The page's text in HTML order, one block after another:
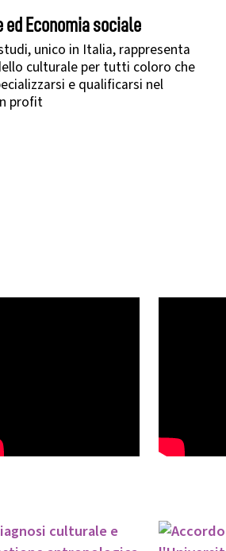
ed Economia sociale
unico in Italia, rappresenta
culturale per tutti coloro che
e qualificarsi nel
profit